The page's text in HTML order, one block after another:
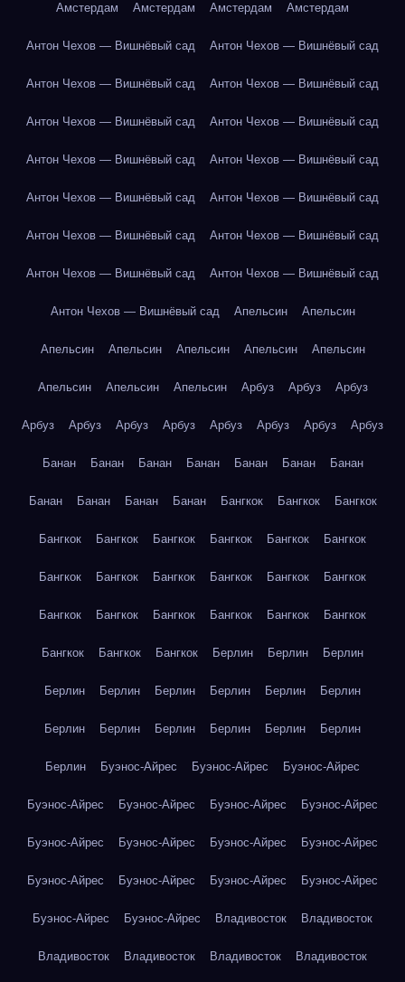
Амстердам Амстердам Амстердам Амстердам
Антон Чехов — Вишнёвый сад Антон Чехов — Вишнёвый сад
Антон Чехов — Вишнёвый сад Антон Чехов — Вишнёвый сад
Антон Чехов — Вишнёвый сад Антон Чехов — Вишнёвый сад
Антон Чехов — Вишнёвый сад Антон Чехов — Вишнёвый сад
Антон Чехов — Вишнёвый сад Антон Чехов — Вишнёвый сад
Антон Чехов — Вишнёвый сад Антон Чехов — Вишнёвый сад
Антон Чехов — Вишнёвый сад Антон Чехов — Вишнёвый сад
Антон Чехов — Вишнёвый сад Апельсин Апельсин
Апельсин Апельсин Апельсин Апельсин Апельсин
Апельсин Апельсин Апельсин Арбуз Арбуз Арбуз
Арбуз Арбуз Арбуз Арбуз Арбуз Арбуз Арбуз Арбуз
Банан Банан Банан Банан Банан Банан Банан
Банан Банан Банан Банан Бангкок Бангкок Бангкок
Бангкок Бангкок Бангкок Бангкок Бангкок Бангкок
Бангкок Бангкок Бангкок Бангкок Бангкок Бангкок
Бангкок Бангкок Бангкок Бангкок Бангкок Бангкок
Бангкок Бангкок Бангкок Берлин Берлин Берлин
Берлин Берлин Берлин Берлин Берлин Берлин
Берлин Берлин Берлин Берлин Берлин Берлин
Берлин Буэнос-Айрес Буэнос-Айрес Буэнос-Айрес
Буэнос-Айрес Буэнос-Айрес Буэнос-Айрес Буэнос-Айрес
Буэнос-Айрес Буэнос-Айрес Буэнос-Айрес Буэнос-Айрес
Буэнос-Айрес Буэнос-Айрес Буэнос-Айрес Буэнос-Айрес
Буэнос-Айрес Буэнос-Айрес Владивосток Владивосток
Владивосток Владивосток Владивосток Владивосток